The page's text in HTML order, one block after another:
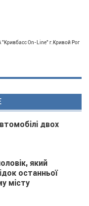
"Кривбасс On-Line" г.Кривой Рог
двох
який
останньої
місту